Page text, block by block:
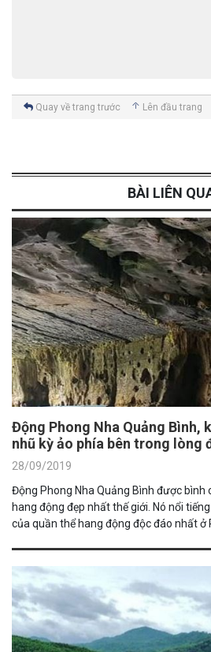
Quay về trang trước Lên đầu trang
BÀI LIÊN
Động Phong Nha Quảng Bình,
nhũ kỳ ảo phía bên trong lòng
28/09/2019
Động Phong Nha Quảng Bình được
hang động đẹp nhất thế giới. Nó nổi
của quần thể hang động độc đáo nhất ở